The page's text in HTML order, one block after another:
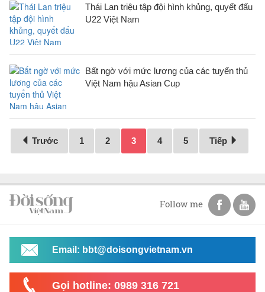
Thái Lan triệu tập đội hình khủng, quyết đấu
U22 Việt Nam
Bất ngờ với mức lương của các tuyển thủ
Việt Nam hậu Asian Cup
Trước 1 2 3 4 5 Tiếp
Follow me
Email: bbt@doisongvietnam.vn
Gọi hotline: 0989 316 721